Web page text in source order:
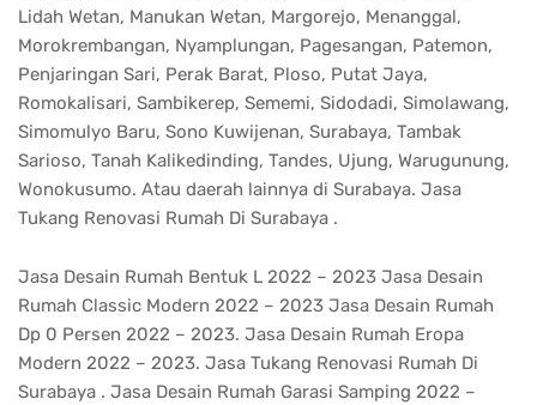
Lidah Wetan, Manukan Wetan, Margorejo, Menanggal,
Morokrembangan, Nyamplungan, Pagesangan, Patemon,
Penjaringan Sari, Perak Barat, Ploso, Putat Jaya,
Romokalisari, Sambikerep, Sememi, Sidodadi, Simolawang,
Simomulyo Baru, Sono Kuwijenan, Surabaya, Tambak
Sarioso, Tanah Kalikedinding, Tandes, Ujung, Warugunung,
Wonokusumo. Atau daerah lainnya di Surabaya. Jasa
Tukang Renovasi Rumah Di Surabaya .
Jasa Desain Rumah Bentuk L 2022 – 2023 Jasa Desain
Rumah Classic Modern 2022 – 2023 Jasa Desain Rumah
Dp 0 Persen 2022 – 2023. Jasa Desain Rumah Eropa
Modern 2022 – 2023. Jasa Tukang Renovasi Rumah Di
Surabaya . Jasa Desain Rumah Garasi Samping 2022 –